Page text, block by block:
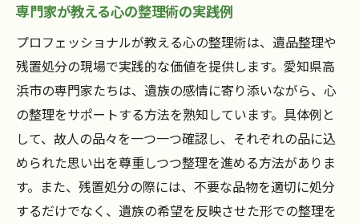
専門家が教える心の整理術の実践例
プロフェッショナルが教える心の整理術は、遺品整理や
残置処分の現場で実践的な価値を提供します。愛知県高
浜市の専門家たちは、遺族の感情に寄り添いながら、心
の整理をサポートする方法を熟知しています。具体例と
して、故人の品々を一つ一つ確認し、それぞれの品に込
められた思い出を尊重しつつ整理を進める方法がありま
す。また、残置処分の際には、不要な品物を適切に処分
するだけでなく、遺族の希望を反映させた形での整理を